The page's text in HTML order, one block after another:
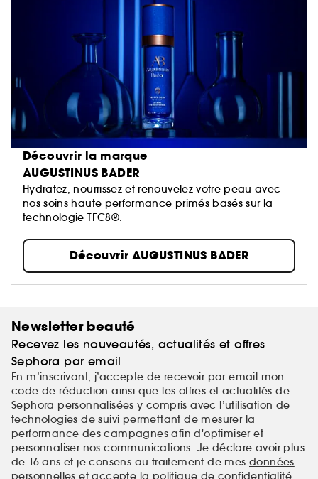
Découvrir la marque
AUGUSTINUS BADER
Hydratez, nourrissez et renouvelez votre peau avec
nos soins haute performance primés basés sur la
technologie TFC8®.
Découvrir AUGUSTINUS BADER
Newsletter beauté
Recevez les nouveautés, actualités et offres
Sephora par email
En m’inscrivant, j’accepte de recevoir par email mon
code de réduction ainsi que les offres et actualités de
Sephora personnalisées y compris avec l’utilisation de
technologies de suivi permettant de mesurer la
performance des campagnes afin d'optimiser et
personnaliser nos communications. Je déclare avoir plus
de 16 ans et je consens au traitement de mes données
personnelleset accepte la politique de confidentialité .